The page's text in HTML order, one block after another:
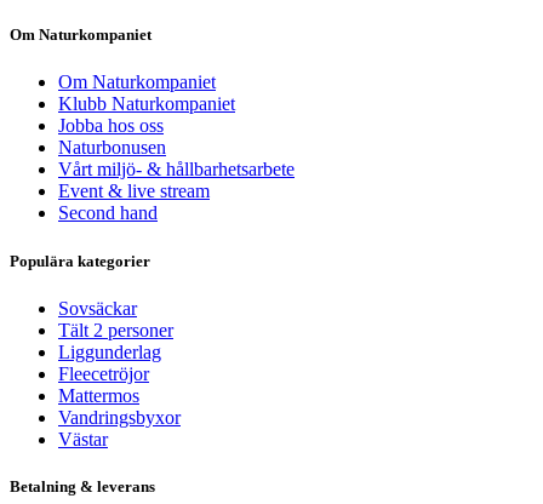
Om Naturkompaniet
Om Naturkompaniet
Klubb Naturkompaniet
Jobba hos oss
Naturbonusen
Vårt miljö- & hållbarhetsarbete
Event & live stream
Second hand
Populära kategorier
Sovsäckar
Tält 2 personer
Liggunderlag
Fleecetröjor
Mattermos
Vandringsbyxor
Västar
Betalning & leverans